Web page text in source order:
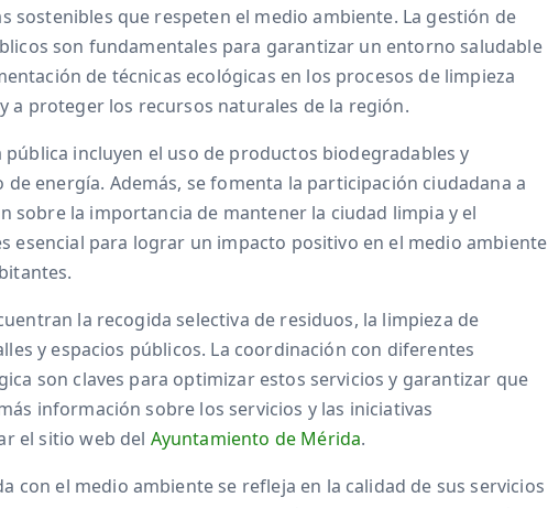
sostenibles que respeten el medio ambiente. La gestión de
son fundamentales para garantizar un entorno saludable
de técnicas ecológicas en los procesos de limpieza
a proteger los recursos naturales de la región.
incluyen el uso de productos biodegradables y
energía. Además, se fomenta la participación ciudadana a
sobre la importancia de mantener la ciudad limpia y el
esencial para lograr un impacto positivo en el medio ambiente
la recogida selectiva de residuos, la limpieza de
y espacios públicos. La coordinación con diferentes
son claves para optimizar estos servicios y garantizar que
información sobre los servicios y las iniciativas
el sitio web del Ayuntamiento de Mérida.
con el medio ambiente se refleja en la calidad de sus servicios